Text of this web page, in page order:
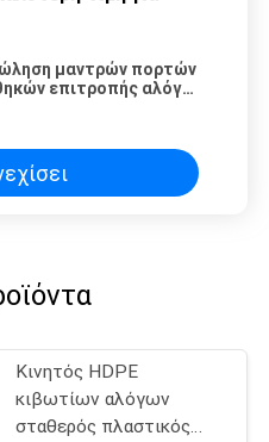
μαντρών πορτών
επιτροπής αλόγων
Κινητός HDPE
κιβωτίων αλόγων
σταθερός πλαστικός